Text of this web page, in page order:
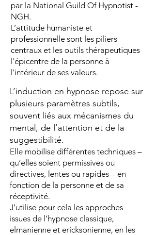
par la National Guild Of Hypnotist -
NGH.
L’attitude humaniste et
professionnelle sont les piliers
centraux et les outils thérapeutiques
l'épicentre de la personne à
l’intérieur de ses valeurs.
L’induction en hypnose repose sur
plusieurs paramètres subtils,
souvent liés aux mécanismes du
mental, de l’attention et de la
suggestibilité.
Elle mobilise différentes techniques –
qu’elles soient permissives ou
directives, lentes ou rapides – en
fonction de la personne et de sa
réceptivité.
J’utilise pour cela les approches
issues de l’hypnose classique,
elmanienne et ericksonienne, en les